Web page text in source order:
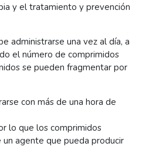
y el tratamiento y prevención
administrarse una vez al día, a
el número de comprimidos
se pueden fragmentar por
con más de una hora de
lo que los comprimidos
agente que pueda producir